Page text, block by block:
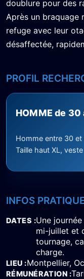
doublure pour des
Après un braquage
refuge avec leur
désaffectée,
PROFIL
HOMME de 30
Homme entre 30 et
Taille haut XL,
INFOS
DATES Une
mi-juillet et
tournage,
charge.
LIEU Montpellier,
RÉMUNÉRATION